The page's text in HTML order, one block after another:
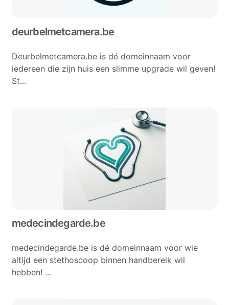
deurbelmetcamera.be
Deurbelmetcamera.be is dé domeinnaam voor
iedereen die zijn huis een slimme upgrade wil geven!
St...
medecindegarde.be
medecindegarde.be is dé domeinnaam voor wie
altijd een stethoscoop binnen handbereik wil
hebben! ...